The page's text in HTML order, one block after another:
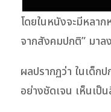
โดยในหนังจะมีหลา
จากสังคมปกติ” มาล
ผลปรากฏว่า ในเด็
อย่างชัดเจน เห็นเ